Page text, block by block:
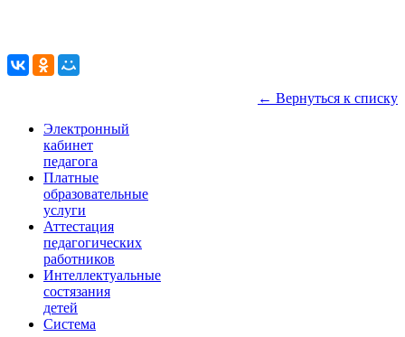
← Вернуться к списку
Электронный
кабинет
педагога
Платные
образовательные
услуги
Аттестация
педагогических
работников
Интеллектуальные
состязания
детей
Система